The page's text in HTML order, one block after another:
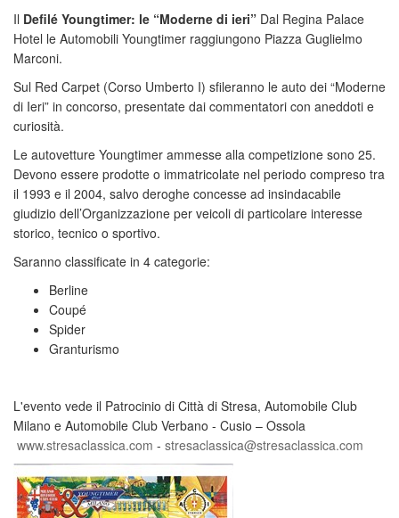
Il Defilé Youngtimer: le “Moderne di ieri” Dal Regina Palace
Hotel le Automobili Youngtimer raggiungono Piazza Guglielmo
Marconi.
Sul Red Carpet (Corso Umberto I) sfileranno le auto dei “Moderne
di Ieri” in concorso, presentate dai commentatori con aneddoti e
curiosità.
Le autovetture Youngtimer ammesse alla competizione sono 25.
Devono essere prodotte o immatricolate nel periodo compreso tra
il 1993 e il 2004, salvo deroghe concesse ad insindacabile
giudizio dell’Organizzazione per veicoli di particolare interesse
storico, tecnico o sportivo.
Saranno classificate in 4 categorie:
Berline
Coupé
Spider
Granturismo
L'evento vede il Patrocinio di Città di Stresa, Automobile Club
Milano e Automobile Club Verbano - Cusio – Ossola
www.stresaclassica.com - stresaclassica@stresaclassica.com